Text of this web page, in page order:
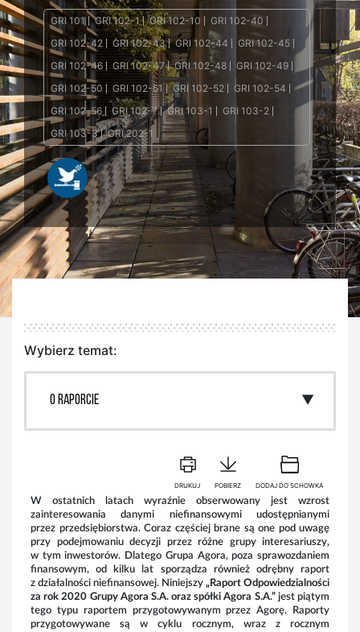
GRI 101 GRI 102-1 GRI 102-10
GRI 102-40
GRI 102-42
GRI 102-43 GRI 102-44
GRI 102-45
GRI 102-46
GRI 102-47 GRI 102-48
GRI 102-49
GRI 102-50
GRI 102-51 GRI 102-52
GRI 102-54
GRI 102-56
GRI 102-7 GRI 103-1
GRI 103-2
GRI 103-3
GRI 202-1
Wybierz temat:
DRUKUJ POBIERZ DODAJ DO SCHOWKA
W ostatnich latach wyraźnie obserwowany jest wzrost
zainteresowania danymi niefinansowymi udostępnianymi
przez przedsiębiorstwa. Coraz częściej brane są one pod uwagę
przy podejmowaniu decyzji przez różne grupy interesariuszy,
w tym inwestorów. Dlatego Grupa Agora, poza sprawozdaniem
finansowym, od kilku lat sporządza również odrębny raport
z działalności niefinansowej. Niniejszy „Raport Odpowiedzialności
za rok 2020 Grupy Agora S.A. oraz spółki Agora S.A.”jest piątym
tego typu raportem przygotowywanym przez Agorę. Raporty
przygotowywane są w cyklu rocznym, wraz z rocznym